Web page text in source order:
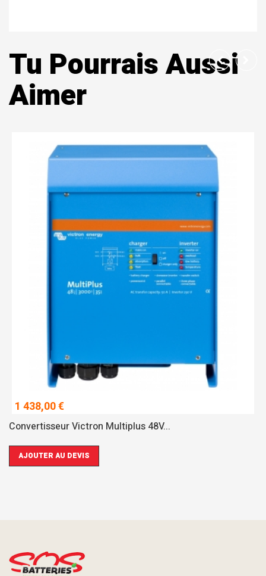
Tu Pourrais Aussi
Aimer
1 438,00 €
Convertisseur Victron Multiplus 48V...
AJOUTER AU DEVIS